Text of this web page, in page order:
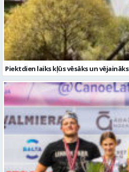
Piektdien laiks kļūs vēsāks un vējaināks